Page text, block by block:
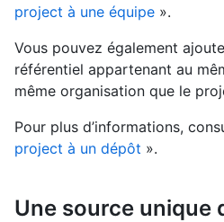
project à une équipe ».
Vous pouvez également
référentiel appartenant au
même organisation que le
Pour plus d’informations,
project à un dépôt ».
Une source unique